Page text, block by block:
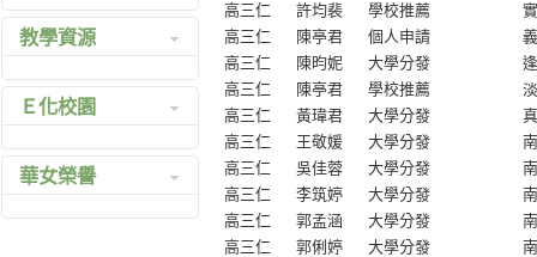
高三仁
許均裴 學校推薦
高三仁
陳亭君 個人申請
高三仁
陳昀妮 大學分發
高三仁
陳亭君 學校推薦
高三仁
黃瑋君 大學分發
高三仁
王敬媛 大學分發
高三仁
吳佳蓉 大學分發
高三仁
李筑婷 大學分發
高三仁
郭孟涵 大學分發
高三仁
郭俐婷 大學分發
給幼稚園家長的
大腦與校園(校園神
電算中心
多媒體設計科
幼稚園
府城 Safari
教學計畫管理系統
100 高中課程計畫
99 綜合高中課程計
教學資源
校外資源
Ｅ化校園
英檢線上學習測驗平
華女榮譽